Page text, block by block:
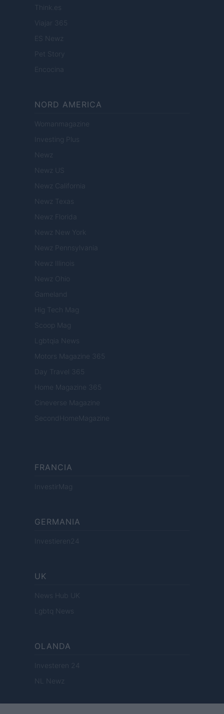
Think.es
Viajar 365
ES Newz
Pet Story
Encocina
NORD AMERICA
Womanmagazine
Investing Plus
Newz
Newz US
Newz California
Newz Texas
Newz Florida
Newz New York
Newz Pennsylvania
Newz Illinois
Newz Ohio
Gameland
Hig Tech Mag
Scoop Mag
Lgbtqia News
Motors Magazine 365
Day Travel 365
Home Magazine 365
Cineverse Magazine
SecondHomeMagazine
FRANCIA
InvestirMag
GERMANIA
Investieren24
UK
News Hub UK
Lgbtq News
OLANDA
Investeren 24
NL Newz